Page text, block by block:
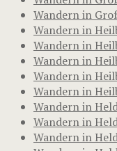
Wandern in
Wandern in
Wandern in
Wandern in
Wandern in
Wandern in
Wandern in
Wandern in
Wandern in